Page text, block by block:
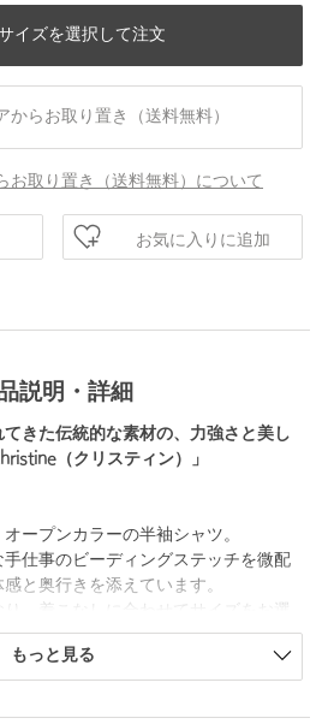
イズを選択して注文
からお取り置き（送料無料）
お取り置き（送料無料）について
お気に入りに追加
説明・詳細
きた伝統的な素材の、力強さと美し
（クリスティン）」
ープンカラーの半袖シャツ。
仕事のビーディングステッチを微配
と奥行きを添えています。
ンデリ」をベースに、コットンナイ
もっと見る